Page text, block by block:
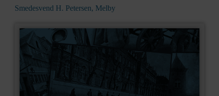
Smedesvend H. Petersen, Melby